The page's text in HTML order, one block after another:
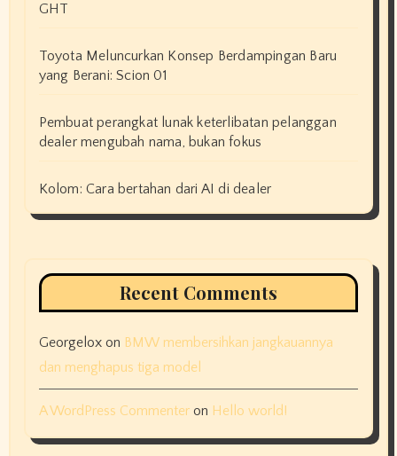
GHT
Toyota Meluncurkan Konsep Berdampingan Baru
yang Berani: Scion 01
Pembuat perangkat lunak keterlibatan pelanggan
dealer mengubah nama, bukan fokus
Kolom: Cara bertahan dari AI di dealer
Recent Comments
Georgeloxon BMW membersihkan jangkauannya
dan menghapus tiga model
A WordPress Commenteron Hello world!